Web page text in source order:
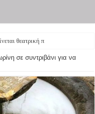
θεατρική παρά
σε συντριβάνι για να